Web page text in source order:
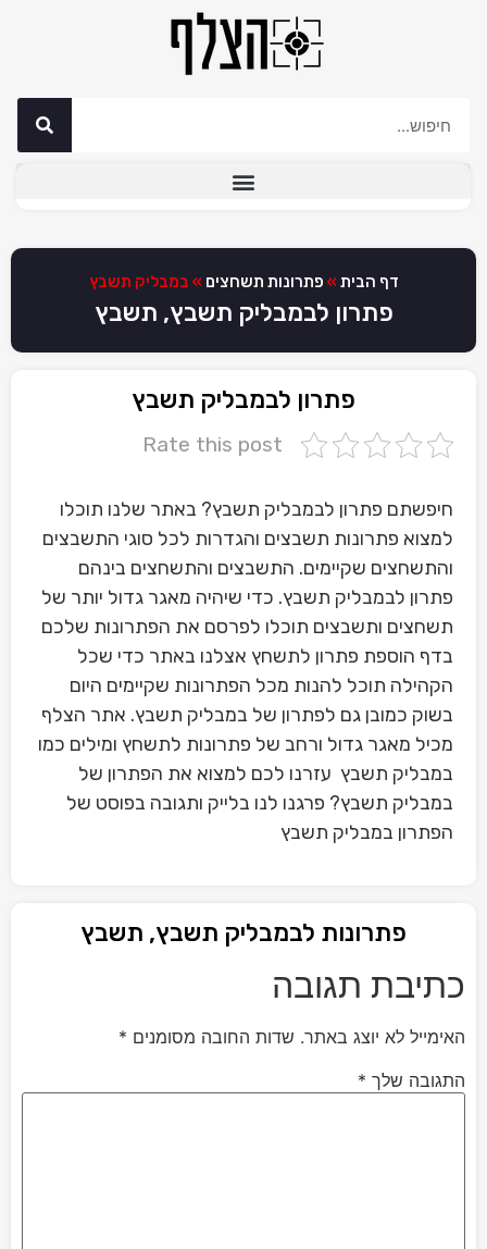
דף הבית » פתרונות תשחצים » במבליק תשבץ
פתרון לבמבליק תשבץ, תשבץ
פתרון לבמבליק תשבץ
Rate this post
חיפשתם פתרון לבמבליק תשבץ? באתר שלנו תוכלו
למצוא פתרונות תשבצים והגדרות לכל סוגי התשבצים
והתשחצים שקיימים. התשבצים והתשחצים בינהם
פתרון לבמבליק תשבץ. כדי שיהיה מאגר גדול יותר של
תשחצים ותשבצים תוכלו לפרסם את הפתרונות שלכם
בדף הוספת פתרון לתשחץ אצלנו באתר כדי שכל
הקהילה תוכל להנות מכל הפתרונות שקיימים היום
בשוק כמובן גם לפתרון של במבליק תשבץ. אתר הצלף
מכיל מאגר גדול ורחב של פתרונות לתשחץ ומילים כמו
במבליק תשבץ עזרנו לכם למצוא את הפתרון של
במבליק תשבץ? פרגנו לנו בלייק ותגובה בפוסט של
הפתרון במבליק תשבץ
פתרונות לבמבליק תשבץ, תשבץ
כתיבת תגובה
האימייל לא יוצג באתר. שדות החובה מסומנים *
התגובה שלך *